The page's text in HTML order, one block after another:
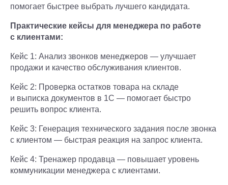
помогает быстрее выбрать лучшего кандидата.
Практические кейсы для менеджера по работе
с клиентами:
Кейс 1: Анализ звонков менеджеров — улучшает
продажи и качество обслуживания клиентов.
Кейс 2: Проверка остатков товара на складе
и выписка документов в 1С — помогает быстро
решить вопрос клиента.
Кейс 3: Генерация технического задания после звонка
с клиентом — быстрая реакция на запрос клиента.
Кейс 4: Тренажер продавца — повышает уровень
коммуникации менеджера с клиентами.